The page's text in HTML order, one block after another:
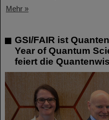
Mehr »
GSI/FAIR ist
Year of Quantum
feiert die